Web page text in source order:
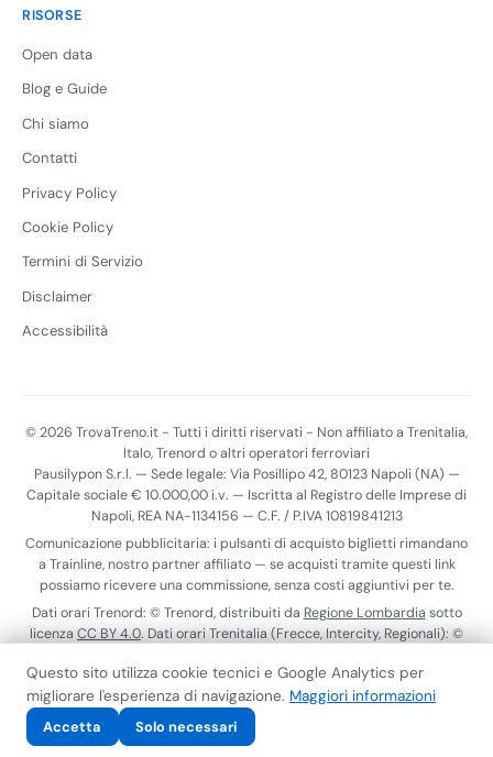
RISORSE
Open data
Blog e Guide
Chi siamo
Contatti
Privacy Policy
Cookie Policy
Termini di Servizio
Disclaimer
Accessibilità
© 2026 TrovaTreno.it - Tutti i diritti riservati - Non affiliato a Trenitalia,
Italo, Trenord o altri operatori ferroviari
Pausilypon S.r.l. — Sede legale: Via Posillipo 42, 80123 Napoli (NA) —
Capitale sociale € 10.000,00 i.v. — Iscritta al Registro delle Imprese di
Napoli, REA NA-1134156 — C.F. / P.IVA 10819841213
Comunicazione pubblicitaria: i pulsanti di acquisto biglietti rimandano
a Trainline, nostro partner affiliato — se acquisti tramite questi link
possiamo ricevere una commissione, senza costi aggiuntivi per te.
Dati orari Trenord: © Trenord, distribuiti da Regione Lombardia sotto
licenzaCC BY 4.0. Dati orari Trenitalia (Frecce, Intercity, Regionali): ©
sensi del Reg. (UE) 2017/1926. Dati realtime Trenitalia:ViaggiaTreno
Calendario scioperi:MIT.
Privacy
Termini Contatti
Questo sito utilizza cookie tecnici e Google Analytics per
migliorare l'esperienza di navigazione. Maggiori informazioni
Accetta
Solo necessari